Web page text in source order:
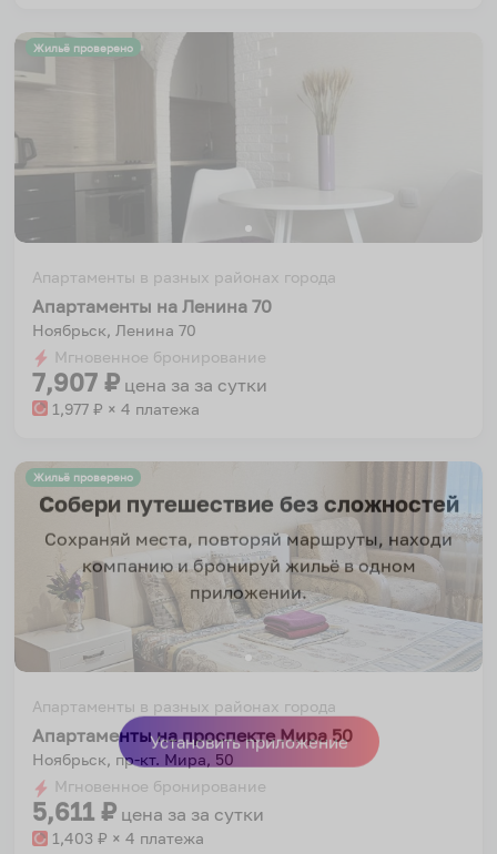
Жильё проверено
Апартаменты в разных районах города
Апартаменты на Ленина 70
Ноябрьск, Ленина 70
Мгновенное бронирование
7,907 ₽ цена за за сутки
1,977 ₽ × 4 платежа
Жильё проверено
Апартаменты в разных районах города
Апартаменты на проспекте Мира 50
Ноябрьск, пр-кт. Мира, 50
Мгновенное бронирование
5,611 ₽ цена за за сутки
1,403 ₽ × 4 платежа
Собери путешествие без сложностей
Сохраняй места, повторяй маршруты, находи
компанию и бронируй жильё в одном
приложении.
Установить приложение